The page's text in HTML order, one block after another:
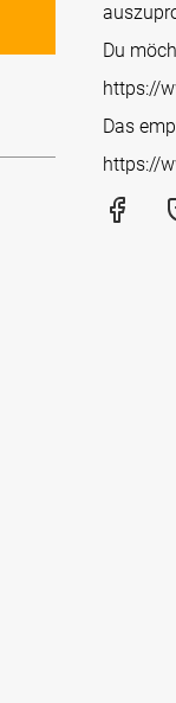
Du
https://
Das
https://